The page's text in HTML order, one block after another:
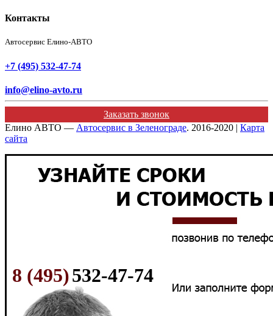
Контакты
Автосервис Елино-АВТО
+7 (495) 532-47-74
info@elino-avto.ru
Заказать звонок
Елино АВТО — Автосервис в Зеленограде. 2016-2020 | Карта
сайта
8 (495)532-47-74